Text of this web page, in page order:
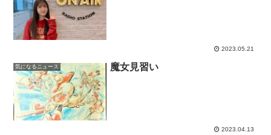
2023.05.21
気になるニュース 魔女見習い
2023.04.13